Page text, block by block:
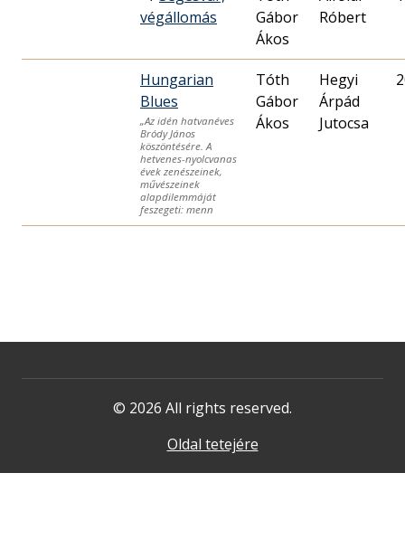
végállomás
Gábor
Ákos
Róbert
Hungarian
Blues
„Az idén hatvanéves
Bródy János
köszöntésére. A
hetvenes-nyolcvanas
évek zenészeinek,
művészeinek
alapdilemmáját
feszegeti: menn
Tóth
Gábor
Ákos
Hegyi
Árpád
Jutocsa
© 2026 All rights reserved.
Oldal tetejére